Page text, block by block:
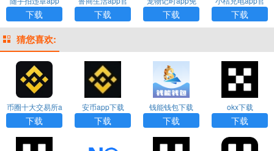
官方版
下载
方正版下载
下载
费版
下载
方下载
下载
猜您喜欢:
币圈十大交易所a
pp下载
下载
安币app下载
下载
钱能钱包下载
下载
okx下载
下载